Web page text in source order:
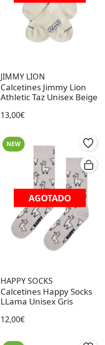
JIMMY LION
Calcetines Jimmy Lion
Athletic Taz Unisex Beige
13,00€
NEW
AGOTADO
HAPPY SOCKS
Calcetines Happy Socks
LLama Unisex Gris
12,00€